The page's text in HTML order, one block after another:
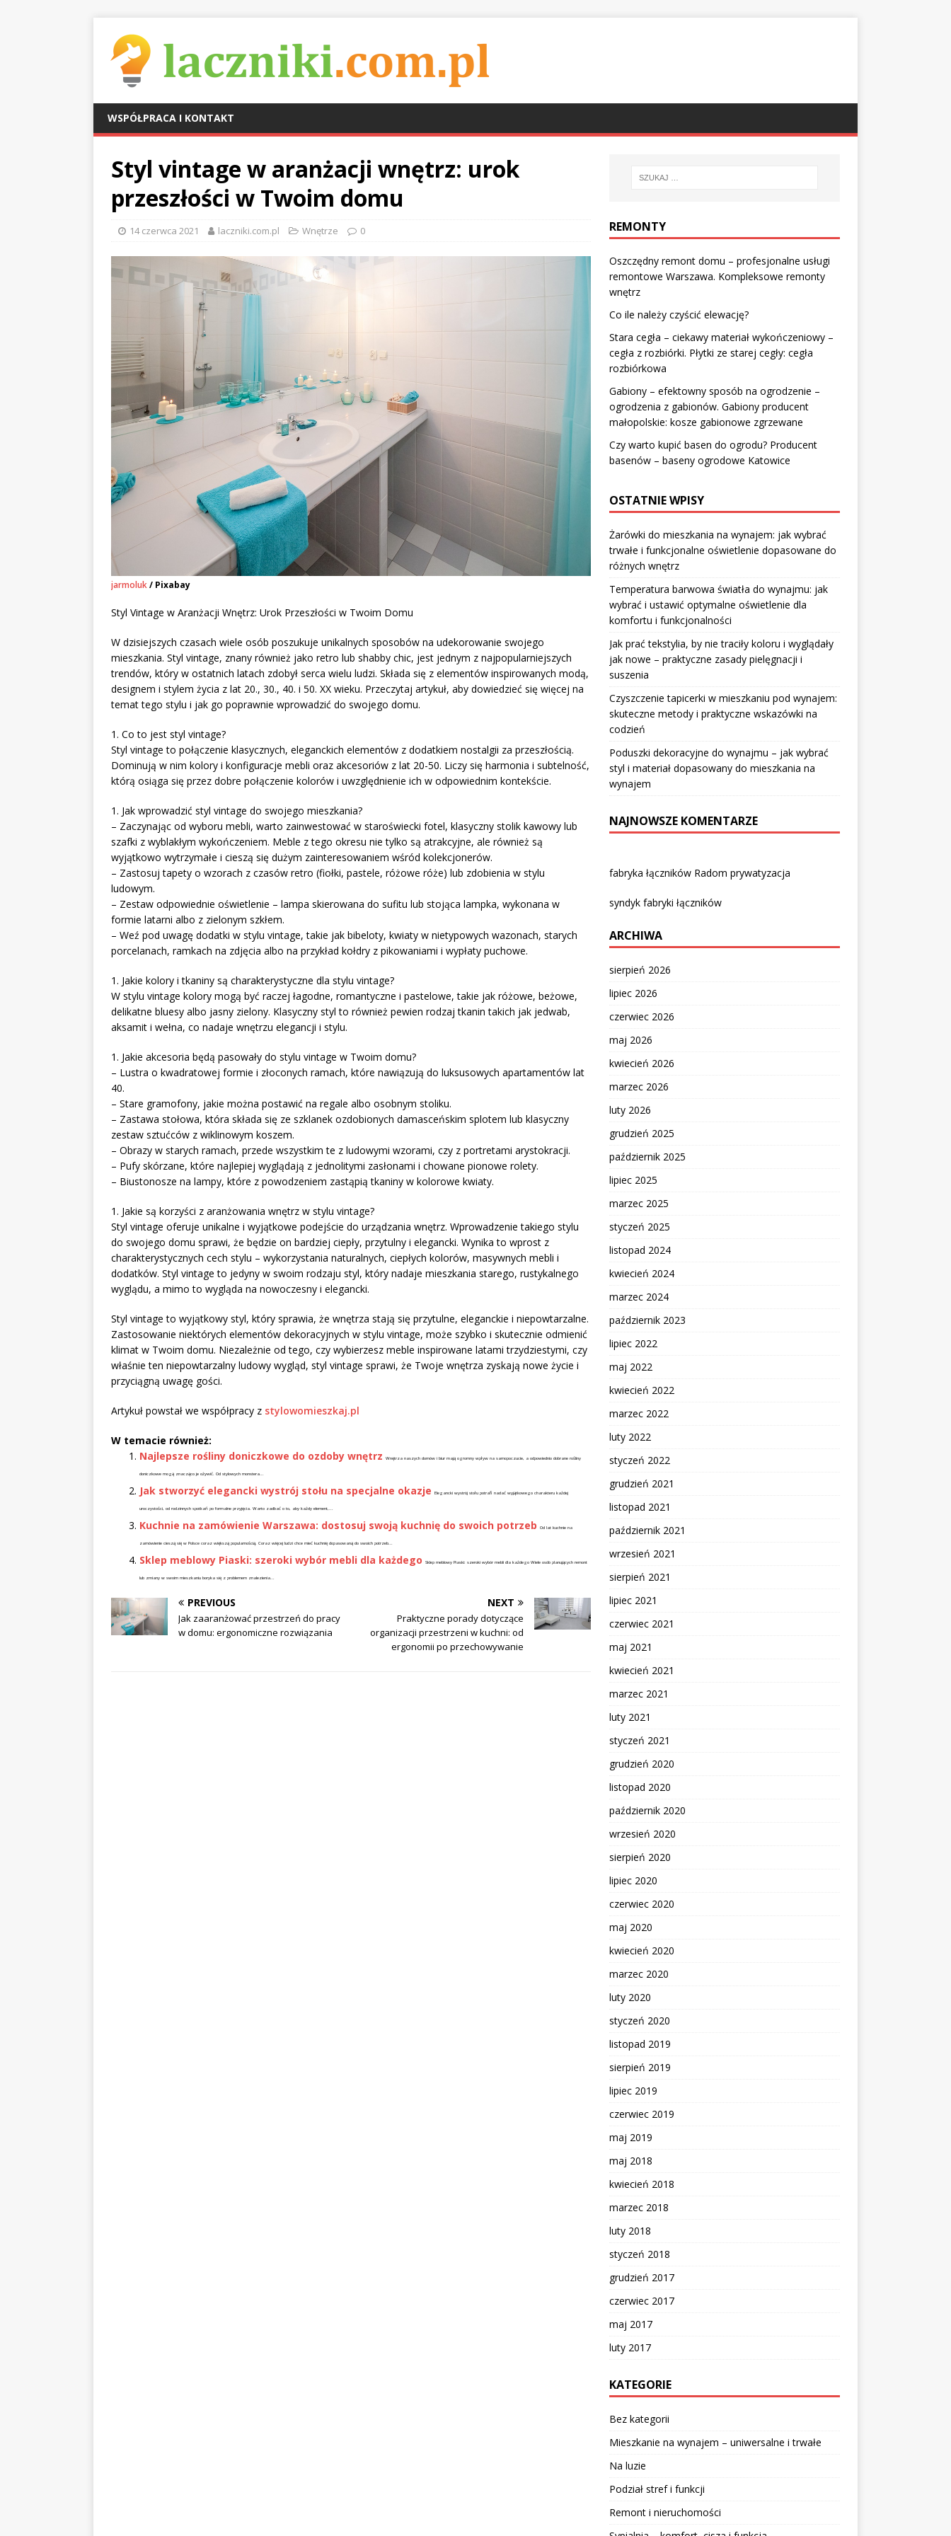
WSPÓŁPRACA I KONTAKT
Styl vintage w aranżacji wnętrz: urok
przeszłości w Twoim domu
14 czerwca 2021 laczniki.com.pl Wnętrze 0
jarmoluk/ Pixabay
Styl Vintage w Aranżacji Wnętrz: Urok Przeszłości w Twoim Domu
W dzisiejszych czasach wiele osób poszukuje unikalnych sposobów na udekorowanie swojego
mieszkania. Styl vintage, znany również jako retro lub shabby chic, jest jednym z najpopularniejszych
trendów, który w ostatnich latach zdobył serca wielu ludzi. Składa się z elementów inspirowanych modą,
designem i stylem życia z lat 20., 30., 40. i 50. XX wieku. Przeczytaj artykuł, aby dowiedzieć się więcej na
temat tego stylu i jak go poprawnie wprowadzić do swojego domu.
1. Co to jest styl vintage?
Styl vintage to połączenie klasycznych, eleganckich elementów z dodatkiem nostalgii za przeszłością.
Dominują w nim kolory i konfiguracje mebli oraz akcesoriów z lat 20-50. Liczy się harmonia i subtelność,
którą osiąga się przez dobre połączenie kolorów i uwzględnienie ich w odpowiednim kontekście.
1. Jak wprowadzić styl vintage do swojego mieszkania?
– Zaczynając od wyboru mebli, warto zainwestować w staroświecki fotel, klasyczny stolik kawowy lub
szafki z wyblakłym wykończeniem. Meble z tego okresu nie tylko są atrakcyjne, ale również są
wyjątkowo wytrzymałe i cieszą się dużym zainteresowaniem wśród kolekcjonerów.
– Zastosuj tapety o wzorach z czasów retro (fiołki, pastele, różowe róże) lub zdobienia w stylu
ludowym.
– Zestaw odpowiednie oświetlenie – lampa skierowana do sufitu lub stojąca lampka, wykonana w
formie latarni albo z zielonym szkłem.
– Weź pod uwagę dodatki w stylu vintage, takie jak bibeloty, kwiaty w nietypowych wazonach, starych
porcelanach, ramkach na zdjęcia albo na przykład kołdry z pikowaniami i wypłaty puchowe.
1. Jakie kolory i tkaniny są charakterystyczne dla stylu vintage?
W stylu vintage kolory mogą być raczej łagodne, romantyczne i pastelowe, takie jak różowe, beżowe,
delikatne bluesy albo jasny zielony. Klasyczny styl to również pewien rodzaj tkanin takich jak jedwab,
aksamit i wełna, co nadaje wnętrzu elegancji i stylu.
1. Jakie akcesoria będą pasowały do stylu vintage w Twoim domu?
– Lustra o kwadratowej formie i złoconych ramach, które nawiązują do luksusowych apartamentów lat
40.
– Stare gramofony, jakie można postawić na regale albo osobnym stoliku.
– Zastawa stołowa, która składa się ze szklanek ozdobionych damasceńskim splotem lub klasyczny
zestaw sztućców z wiklinowym koszem.
– Obrazy w starych ramach, przede wszystkim te z ludowymi wzorami, czy z portretami arystokracji.
– Pufy skórzane, które najlepiej wyglądają z jednolitymi zasłonami i chowane pionowe rolety.
– Biustonosze na lampy, które z powodzeniem zastąpią tkaniny w kolorowe kwiaty.
1. Jakie są korzyści z aranżowania wnętrz w stylu vintage?
Styl vintage oferuje unikalne i wyjątkowe podejście do urządzania wnętrz. Wprowadzenie takiego stylu
do swojego domu sprawi, że będzie on bardziej ciepły, przytulny i elegancki. Wynika to wprost z
charakterystycznych cech stylu – wykorzystania naturalnych, ciepłych kolorów, masywnych mebli i
dodatków. Styl vintage to jedyny w swoim rodzaju styl, który nadaje mieszkania starego, rustykalnego
wyglądu, a mimo to wygląda na nowoczesny i elegancki.
Styl vintage to wyjątkowy styl, który sprawia, że wnętrza stają się przytulne, eleganckie i niepowtarzalne.
Zastosowanie niektórych elementów dekoracyjnych w stylu vintage, może szybko i skutecznie odmienić
klimat w Twoim domu. Niezależnie od tego, czy wybierzesz meble inspirowane latami trzydziestymi, czy
właśnie ten niepowtarzalny ludowy wygląd, styl vintage sprawi, że Twoje wnętrza zyskają nowe życie i
przyciągną uwagę gości.
Artykuł powstał we współpracy z stylowomieszkaj.pl
W temacie również:
Najlepsze rośliny doniczkowe do ozdoby wnętrz
Wnętrza naszych domów i biur mają ogromny wpływ na samopoczucie, a odpowiednio dobrane rośliny
doniczkowe mogą znacząco je ożywić. Od stylowych monstera...
Jak stworzyć elegancki wystrój stołu na specjalne okazje Elegancki wystrój stołu potrafi nadać wyjątkowego charakteru każdej
uroczystości, od rodzinnych spotkań po formalne przyjęcia. Warto zadbać o to, aby każdy element,...
Kuchnie na zamówienie Warszawa: dostosuj swoją kuchnię do swoich potrzeb Od lat kuchnie na
zamówienie cieszą się w Polsce coraz większą popularnością. Coraz więcej ludzi chce mieć kuchnię dopasowaną do swoich potrzeb...
Sklep meblowy Piaski: szeroki wybór mebli dla każdego Sklep meblowy Piaski: szeroki wybór mebli dla każdego Wiele osób planujących remont
lub zmiany w swoim mieszkaniu boryka się z problemem znalezienia...
PREVIOUS
Jak zaaranżować przestrzeń do pracy
w domu: ergonomiczne rozwiązania
NEXT
Praktyczne porady dotyczące
organizacji przestrzeni w kuchni: od
ergonomii po przechowywanie
REMONTY
Oszczędny remont domu – profesjonalne usługi
remontowe Warszawa. Kompleksowe remonty
wnętrz
Co ile należy czyścić elewację?
Stara cegła – ciekawy materiał wykończeniowy –
cegła z rozbiórki. Płytki ze starej cegły: cegła
rozbiórkowa
Gabiony – efektowny sposób na ogrodzenie –
ogrodzenia z gabionów. Gabiony producent
małopolskie: kosze gabionowe zgrzewane
Czy warto kupić basen do ogrodu? Producent
basenów – baseny ogrodowe Katowice
OSTATNIE WPISY
Żarówki do mieszkania na wynajem: jak wybrać
trwałe i funkcjonalne oświetlenie dopasowane do
różnych wnętrz
Temperatura barwowa światła do wynajmu: jak
wybrać i ustawić optymalne oświetlenie dla
komfortu i funkcjonalności
Jak prać tekstylia, by nie traciły koloru i wyglądały
jak nowe – praktyczne zasady pielęgnacji i
suszenia
Czyszczenie tapicerki w mieszkaniu pod wynajem:
skuteczne metody i praktyczne wskazówki na
codzień
Poduszki dekoracyjne do wynajmu – jak wybrać
styl i materiał dopasowany do mieszkania na
wynajem
NAJNOWSZE KOMENTARZE
fabryka łączników Radom prywatyzacja
syndyk fabryki łączników
ARCHIWA
sierpień 2026
lipiec 2026
czerwiec 2026
maj 2026
kwiecień 2026
marzec 2026
luty 2026
grudzień 2025
październik 2025
lipiec 2025
marzec 2025
styczeń 2025
listopad 2024
kwiecień 2024
marzec 2024
październik 2023
lipiec 2022
maj 2022
kwiecień 2022
marzec 2022
luty 2022
styczeń 2022
grudzień 2021
listopad 2021
październik 2021
wrzesień 2021
sierpień 2021
lipiec 2021
czerwiec 2021
maj 2021
kwiecień 2021
marzec 2021
luty 2021
styczeń 2021
grudzień 2020
listopad 2020
październik 2020
wrzesień 2020
sierpień 2020
lipiec 2020
czerwiec 2020
maj 2020
kwiecień 2020
marzec 2020
luty 2020
styczeń 2020
listopad 2019
sierpień 2019
lipiec 2019
czerwiec 2019
maj 2019
maj 2018
kwiecień 2018
marzec 2018
luty 2018
styczeń 2018
grudzień 2017
czerwiec 2017
maj 2017
luty 2017
KATEGORIE
Bez kategorii
Mieszkanie na wynajem – uniwersalne i trwałe
Na luzie
Podział stref i funkcji
Remont i nieruchomości